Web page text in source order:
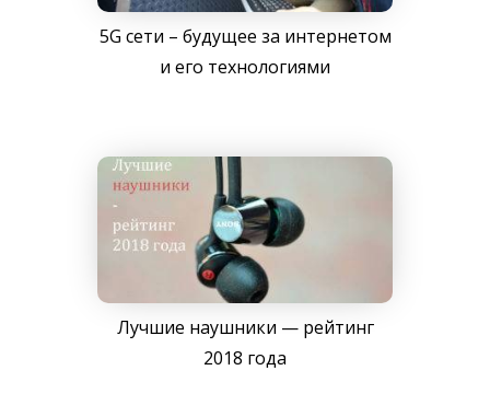
5G сети – будущее за интернетом
и его технологиями
Лучшие наушники — рейтинг
2018 года